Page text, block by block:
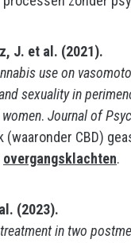
J. et al. (2021).
use on
sexuality in
. Journal of
(waaronder CBD)
overgangsklachten.
(2023).
in two